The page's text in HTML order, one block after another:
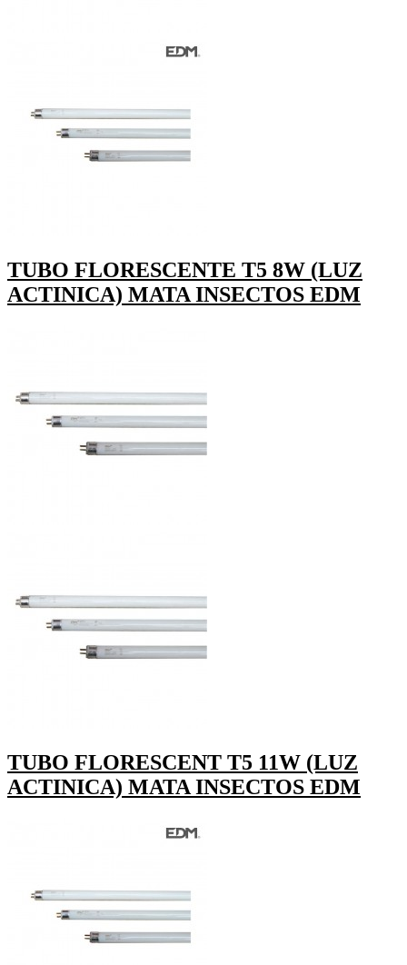
TUBO FLORESCENTE T5 8W (LUZ
ACTINICA) MATA INSECTOS EDM
TUBO FLORESCENT T5 11W (LUZ
ACTINICA) MATA INSECTOS EDM